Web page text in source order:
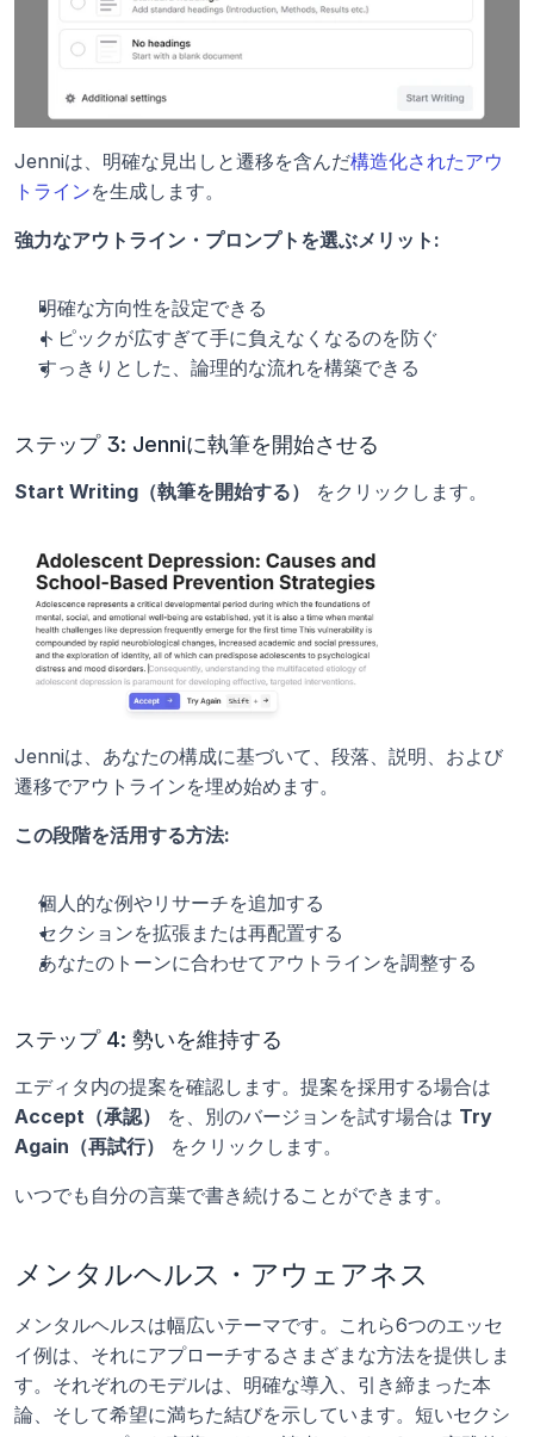
Jenniは、明確な見出しと遷移を含んだ構造化されたアウ
トラインを生成します。
強力なアウトライン・プロンプトを選ぶメリット:
明確な方向性を設定できる
トピックが広すぎて手に負えなくなるのを防ぐ
すっきりとした、論理的な流れを構築できる
ステップ 3: Jenniに執筆を開始させる
Start Writing（執筆を開始する） をクリックします。
Jenniは、あなたの構成に基づいて、段落、説明、および
遷移でアウトラインを埋め始めます。
この段階を活用する方法:
個人的な例やリサーチを追加する
セクションを拡張または再配置する
あなたのトーンに合わせてアウトラインを調整する
ステップ 4: 勢いを維持する
Accept（承認）
を、別のバージョンを試す場合は Try
Again（再試行）
をクリックします。
いつでも自分の言葉で書き続けることができます。
メンタルヘルス・アウェアネス
メンタルヘルスは幅広いテーマです。これら6つのエッセ
イ例は、それにアプローチするさまざまな方法を提供しま
す。それぞれのモデルは、明確な導入、引き締まった本
論、そして希望に満ちた結びを示しています。短いセクシ